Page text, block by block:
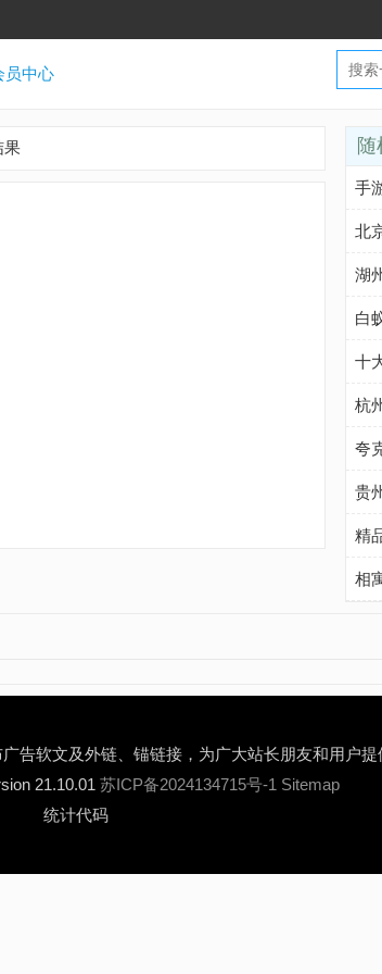
员中心
果
夸
相
告软文及外链、锚链接，为广大站长朋友和用户
21.10.01 苏ICP备2024134715号-1 Sitemap
统计代码